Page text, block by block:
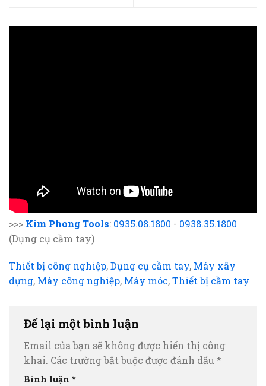
>>> Kim Phong Tools: 0935.08.1800 - 0938.35.1800
(Dụng cụ cầm tay)
Thiết bị công nghiệp,Dụng cụ cầm tay, Máy xây
dựng, Máy công nghiệp, Máy móc,Thiết bị cầm tay
Để lại một bình luận
Email của bạn sẽ không được hiển thị công
khai. Các trường bắt buộc được đánh dấu *
Bình luận *